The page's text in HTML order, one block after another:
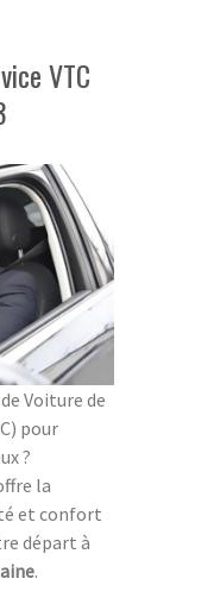
VTC
Voiture de
pour
?
la
et confort
départ à
.